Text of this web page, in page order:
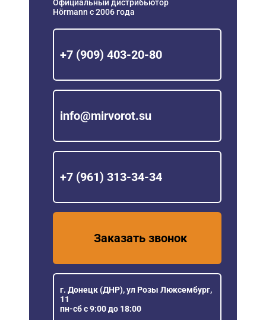
Официальный дистрибьютор
Hörmann с 2006 года
+7 (909) 403-20-80
info@mirvorot.su
+7 (961) 313-34-34
Заказать звонок
г. Донецк (ДНР), ул Розы Люксембург,
11
пн-сб с 9:00 до 18:00